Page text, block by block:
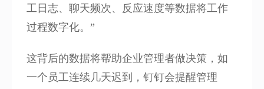
工日志、聊天频次、反应速度等数据将工作
过程数字化。”
这背后的数据将帮助企业管理者做决策，如
一个员工连续几天迟到，钉钉会提醒管理